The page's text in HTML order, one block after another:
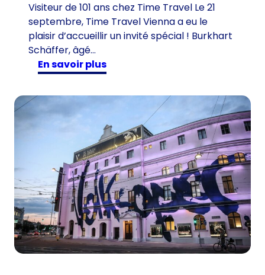
Visiteur de 101 ans chez Time Travel Le 21
septembre, Time Travel Vienna a eu le
plaisir d’accueillir un invité spécial ! Burkhart
Schäffer, âgé…
en savoir plus:
V
i
t
e
u
r
d
e
1
0
1